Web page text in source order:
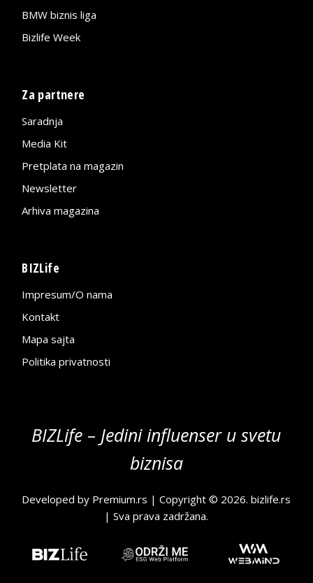
BMW biznis liga
Bizlife Week
Za partnere
Saradnja
Media Kit
Pretplata na magazin
Newsletter
Arhiva magazina
BIZLife
Impresum/O nama
Kontakt
Mapa sajta
Politika privatnosti
BIZLife – Jedini influenser u svetu
biznisa
Developed by Premium.rs | Copyright © 2026.bizlife.rs
| Sva prava zadržana.